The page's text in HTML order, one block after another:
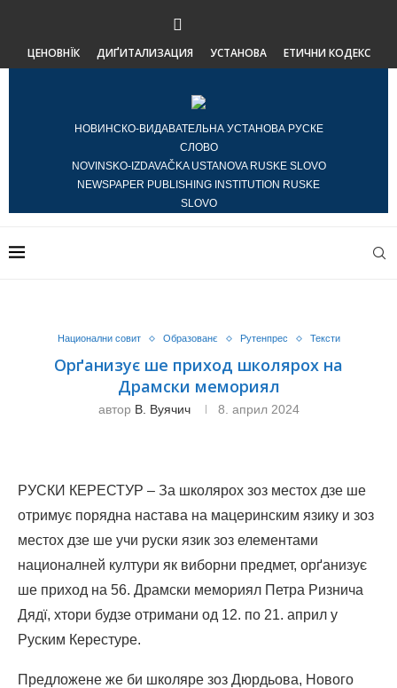
ЦЕНОВНЇК ДИҐИТАЛИЗАЦИЯ УСТАНОВА ЕТИЧНИ КОДЕКС
НОВИНСКО-ВИДАВАТЕЛЬНА УСТАНОВА РУСКЕ
СЛОВО
NOVINSKO-IZDAVAČKA USTANOVA RUSKE SLOVO
NEWSPAPER PUBLISHING INSTITUTION RUSKE
SLOVO
Национални совит Образованє Рутенпрес Тексти
Орґанизує ше приход школярох на
Драмски мемориял
автор В. Вуячич 8. април 2024
РУСКИ КЕРЕСТУР – За школярох зоз местох дзе ше
отримує порядна настава на мацеринским язику и зоз
местох дзе ше учи руски язик зоз елементами
националней култури як виборни предмет, орґанизує
ше приход на 56. Драмски мемориял Петра Ризнича
Дядї, хтори будзе отримани од 12. по 21. април у
Руским Керестуре.
Предложене же би школяре зоз Дюрдьова, Нового